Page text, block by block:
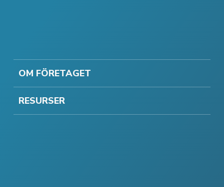
OM FÖRETAGET
RESURSER